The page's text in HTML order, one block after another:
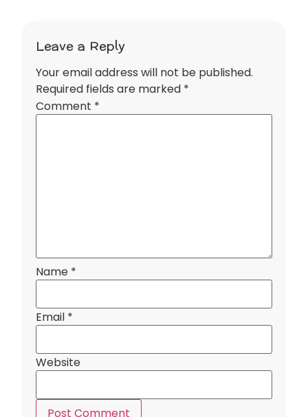
Leave a Reply
Your email address will not be published.
Required fields are marked *
Comment *
Name *
Email *
Website